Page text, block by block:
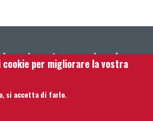
per migliorare la vostra
si accetta di farlo.